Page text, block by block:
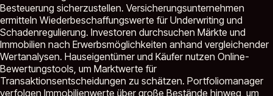
Besteuerung sicherzustellen. Versicherungsunternehmen
ermitteln Wiederbeschaffungswerte für Underwriting und
Schadenregulierung. Investoren durchsuchen Märkte und
Immobilien nach Erwerbsmöglichkeiten anhand vergleichender
Wertanalysen. Hauseigentümer und Käufer nutzen Online-
Bewertungstools, um Marktwerte für
Transaktionsentscheidungen zu schätzen. Portfoliomanager
verfolgen Immobilienwerte über große Bestände hinweg, um